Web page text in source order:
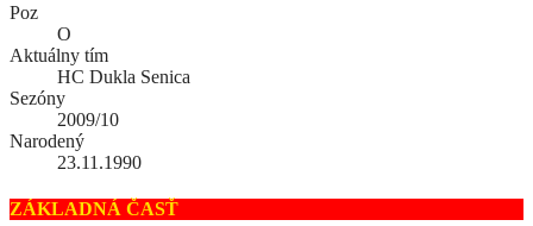
Poz
O
Aktuálny tím
HC Dukla Senica
Sezóny
2009/10
Narodený
23.11.1990
ZÁKLADNÁ ČASŤ